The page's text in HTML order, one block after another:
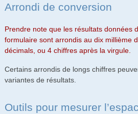
Arrondi de conversion
Prendre note que les résultats données
formulaire sont arrondis au dix millième
décimals, ou 4 chiffres après la virgule.
Certains arrondis de longs chiffres
variantes de résultats.
Outils pour mesurer